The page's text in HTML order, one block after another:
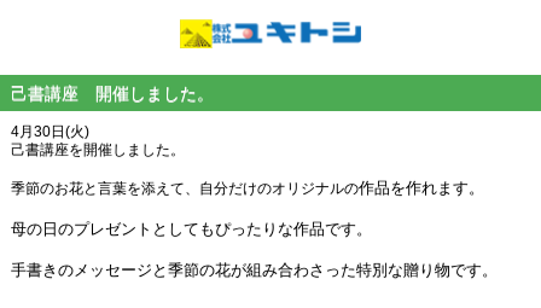
己書講座 開催しました。
4月30日(火)
己書講座を開催しました。
季節のお花と言葉を添えて、自分だけのオリジナルの作品を作れます。
母の日のプレゼントとしてもぴったりな作品です。
手書きのメッセージと季節の花が組み合わさった特別な贈り物です。